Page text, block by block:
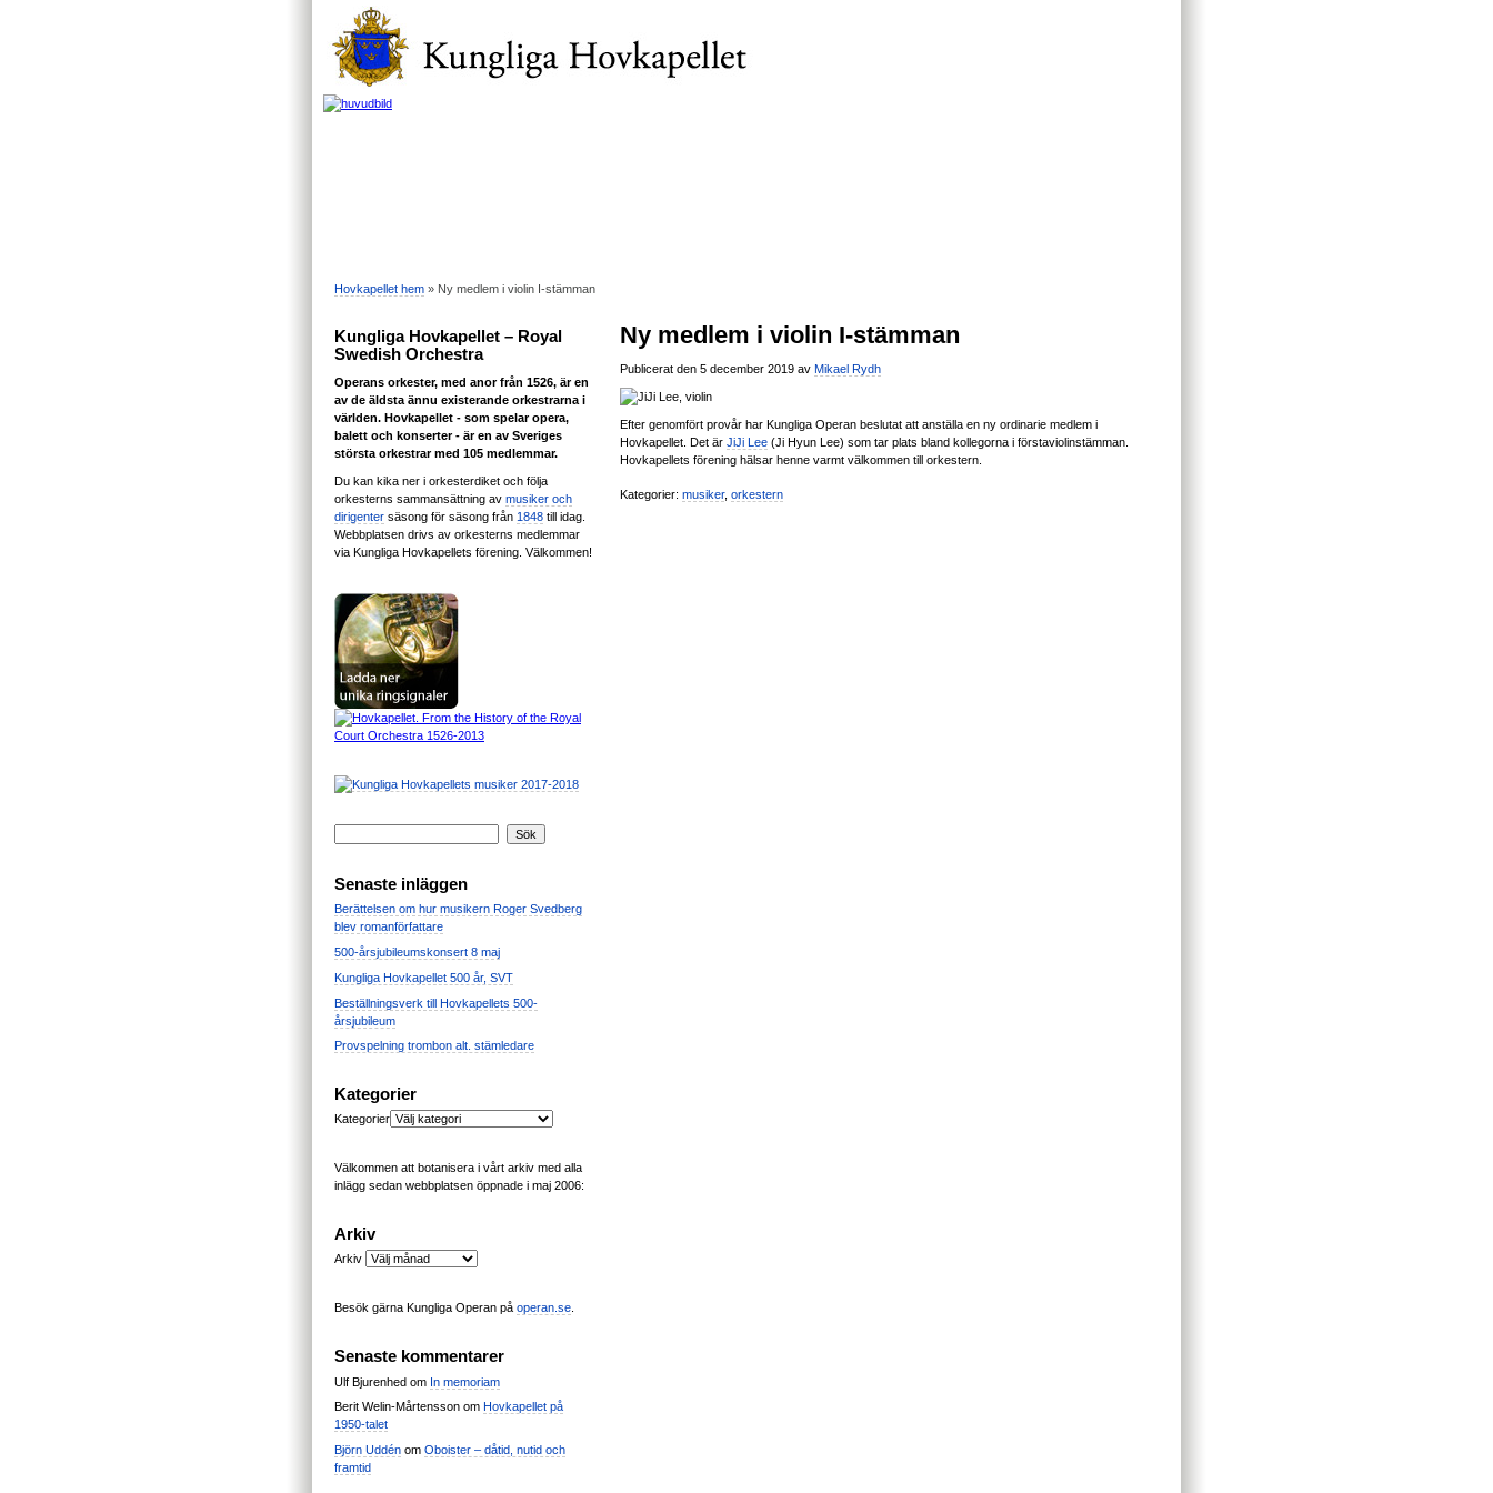
Hovkapellet hem » Ny medlem i violin I-stämman
Kungliga Hovkapellet – Royal
Swedish Orchestra
Operans orkester, med anor från 1526, är en
av de äldsta ännu existerande orkestrarna i
världen. Hovkapellet - som spelar opera,
balett och konserter - är en av Sveriges
största orkestrar med 105 medlemmar.
Du kan kika ner i orkesterdiket och följa
orkesterns sammansättning av musiker och
dirigenter säsong för säsong från 1848 till idag.
Webbplatsen drivs av orkesterns medlemmar
via Kungliga Hovkapellets förening. Välkommen!
Senaste inläggen
Berättelsen om hur musikern Roger Svedberg
blev romanförfattare
500-årsjubileumskonsert 8 maj
Kungliga Hovkapellet 500 år, SVT
Beställningsverk till Hovkapellets 500-
årsjubileum
Provspelning trombon alt. stämledare
Kategorier
Kategorier
Välkommen att botanisera i vårt arkiv med alla
inlägg sedan webbplatsen öppnade i maj 2006:
Arkiv
Arkiv
Besök gärna Kungliga Operan på operan.se
Senaste kommentarer
Ulf Bjurenhed om In memoriam
Berit Welin-Mårtensson om Hovkapellet på
1950-talet
Björn Uddén om Oboister – dåtid, nutid och
framtid
Ny medlem i violin I-stämman
Publicerat den 5 december 2019 av Mikael Rydh
Efter genomfört provår har Kungliga Operan beslutat att anställa en ny ordinarie medlem i
Hovkapellet. Det är JiJi Lee (Ji Hyun Lee) som tar plats bland kollegorna i förstaviolinstämman.
Hovkapellets förening hälsar henne varmt välkommen till orkestern.
Kategorier: musiker, orkestern